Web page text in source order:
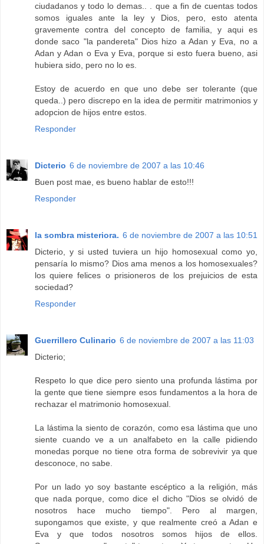
ciudadanos y todo lo demas.. . que a fin de cuentas todos
somos iguales ante la ley y Dios, pero, esto atenta
gravemente contra del concepto de familia, y aqui es
donde saco "la pandereta" Dios hizo a Adan y Eva, no a
Adan y Adan o Eva y Eva, porque si esto fuera bueno, asi
hubiera sido, pero no lo es.
Estoy de acuerdo en que uno debe ser tolerante (que
queda..) pero discrepo en la idea de permitir matrimonios y
adopcion de hijos entre estos.
Responder
Dicterio 6 de noviembre de 2007 a las 10:46
Buen post mae, es bueno hablar de esto!!!
Responder
la sombra misteriora. 6 de noviembre de 2007 a las 10:51
Dicterio, y si usted tuviera un hijo homosexual como yo,
pensaría lo mismo? Dios ama menos a los homosexuales?
los quiere felices o prisioneros de los prejuicios de esta
sociedad?
Responder
Guerrillero Culinario 6 de noviembre de 2007 a las 11:03
Dicterio;
Respeto lo que dice pero siento una profunda lástima por
la gente que tiene siempre esos fundamentos a la hora de
rechazar el matrimonio homosexual.
La lástima la siento de corazón, como esa lástima que uno
siente cuando ve a un analfabeto en la calle pidiendo
monedas porque no tiene otra forma de sobrevivir ya que
desconoce, no sabe.
Por un lado yo soy bastante escéptico a la religión, más
que nada porque, como dice el dicho "Dios se olvidó de
nosotros hace mucho tiempo". Pero al margen,
supongamos que existe, y que realmente creó a Adan e
Eva y que todos nosotros somos hijos de ellos.